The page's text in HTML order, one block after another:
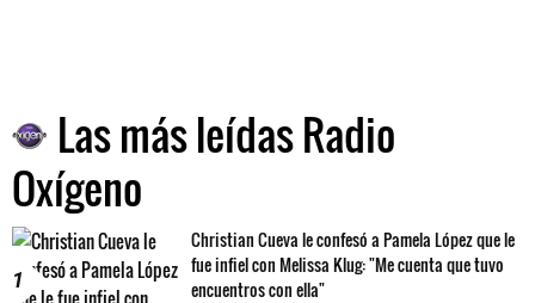
Las más leídas Radio
Oxígeno
1
Christian Cueva le confesó a Pamela López que le
fue infiel con Melissa Klug: "Me cuenta que tuvo
encuentros con ella"